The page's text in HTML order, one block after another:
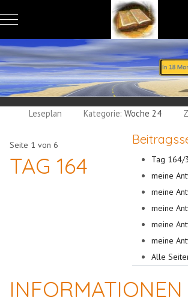
Mobile Menu Toggle
Leseplan Kategorie:Woche 24
Tag 164/3
meine
meine
meine
meine
meine
Alle
Seite 1 von 6
TAG 164
INFORMATIONEN